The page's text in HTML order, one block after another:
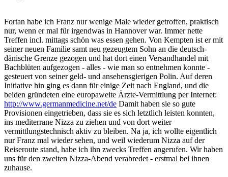
Fortan habe ich Franz nur wenige Male wieder getroffen, praktisch
nur, wenn er mal für irgendwas in Hannover war. Immer nette
Treffen incl. mittags schön was essen gehen. Von Kempten ist er mit
seiner neuen Familie samt neu gezeugtem Sohn an die deutsch-
dänische Grenze gezogen und hat dort einen Versandhandel mit
Bachblüten aufgezogen - alles - wie man so entnehmen konnte -
gesteuert von seiner geld- und ansehensgierigen Polin. Auf deren
Initiative hin ging es dann für einige Zeit nach England, und die
beiden gründeten eine europaweite Ärzte-Vermittlung per Internet:
http://www.germanmedicine.net/de Damit haben sie so gute
Provisionen eingetrieben, dass sie es sich letztlich leisten konnten,
ins mediterrane Nizza zu ziehen und von dort weiter
vermittlungstechnisch aktiv zu bleiben. Na ja, ich wollte eigentlich
nur Franz mal wieder sehen, und weil wiederum Nizza auf der
Reiseroute stand, habe ich ihn zwecks Treffen angerufen. Wir haben
uns für den zweiten Nizza-Abend verabredet - erstmal bei ihnen
zuhause.